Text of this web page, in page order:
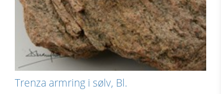
Trenza armring i sølv, Bl.